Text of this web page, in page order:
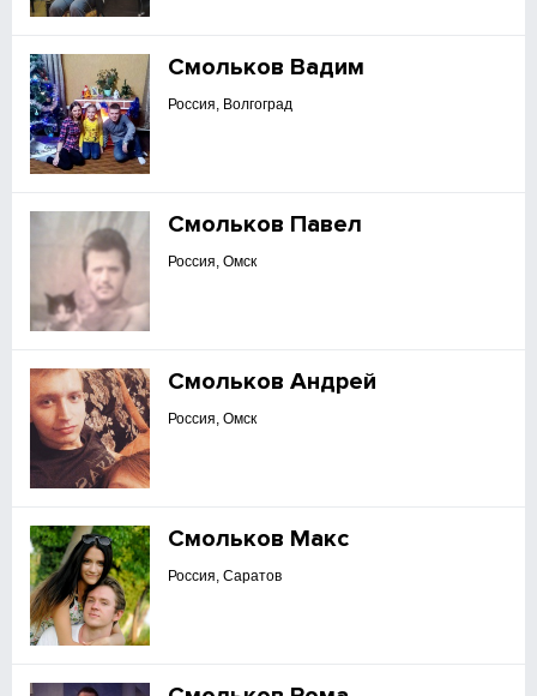
Смольков Вадим
Россия, Волгоград
Смольков Павел
Россия, Омск
Смольков Андрей
Россия, Омск
Смольков Макс
Россия, Саратов